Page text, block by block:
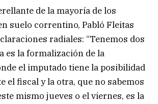
de la mayoría de los
suelo correntino, Pabló Fleitas
radiales: “Tenemos dos
es la formalización de la
el imputado tiene la posibilidad
el fiscal y la otra, que no sabemos
mismo jueves o el viernes, es la